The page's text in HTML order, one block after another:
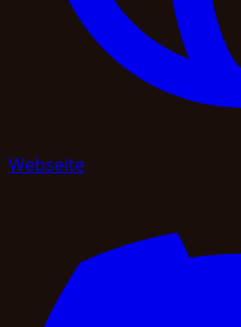
Webseite